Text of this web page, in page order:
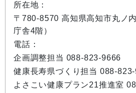
所在地：
〒780-8570 高知県高知市丸ノ
庁舎4階）
電話：
企画調整担当 088-823-9666
健康長寿県づくり担当 088-
よさこい健康プラン21推進室